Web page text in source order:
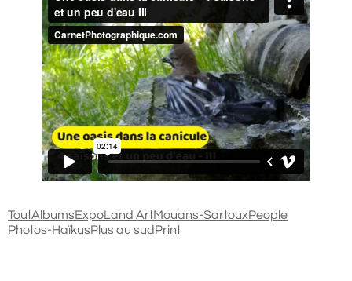
ToutAlbumsExpoLand ArtMouans-SartouxPeople
Photos-HaïkusPlus au sudPrint